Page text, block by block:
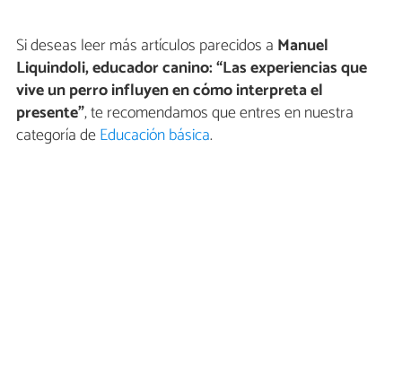
Si deseas leer más artículos parecidos a Manuel
Liquindoli, educador canino: “Las experiencias que
vive un perro influyen en cómo interpreta el
presente”, te recomendamos que entres en nuestra
categoría deEducación básica.